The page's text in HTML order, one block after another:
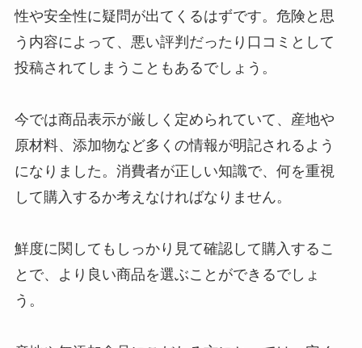
性や安全性に疑問が出てくるはずです。危険と思
う内容によって、悪い評判だったり口コミとして
投稿されてしまうこともあるでしょう。
今では商品表示が厳しく定められていて、産地や
原材料、添加物など多くの情報が明記されるよう
になりました。消費者が正しい知識で、何を重視
して購入するか考えなければなりません。
鮮度に関してもしっかり見て確認して購入するこ
とで、より良い商品を選ぶことができるでしょ
う。